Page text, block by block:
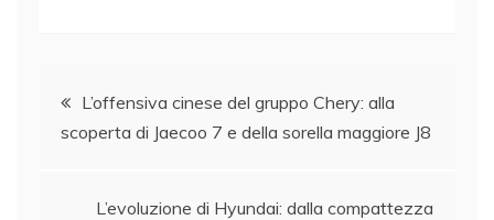
Navigazione
articoli
L’offensiva cinese del gruppo Chery: alla
scoperta di Jaecoo 7 e della sorella maggiore J8
L’evoluzione di Hyundai: dalla compattezza